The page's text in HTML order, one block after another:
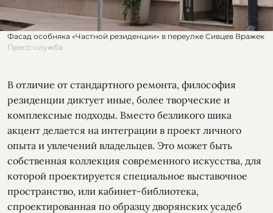
Фасад особняка «Частной резиденции» в переулке Сивцев Вражек
Пресс-служба
В отличие от стандартного ремонта, философия
резиденции диктует иные, более творческие и
комплексные подходы. Вместо безликого шика
акцент делается на интеграции в проект личного
опыта и увлечений владельцев. Это может быть
собственная коллекция современного искусства, для
которой проектируется специальное выставочное
пространство, или кабинет-библиотека,
спроектированная по образцу дворянских усадеб